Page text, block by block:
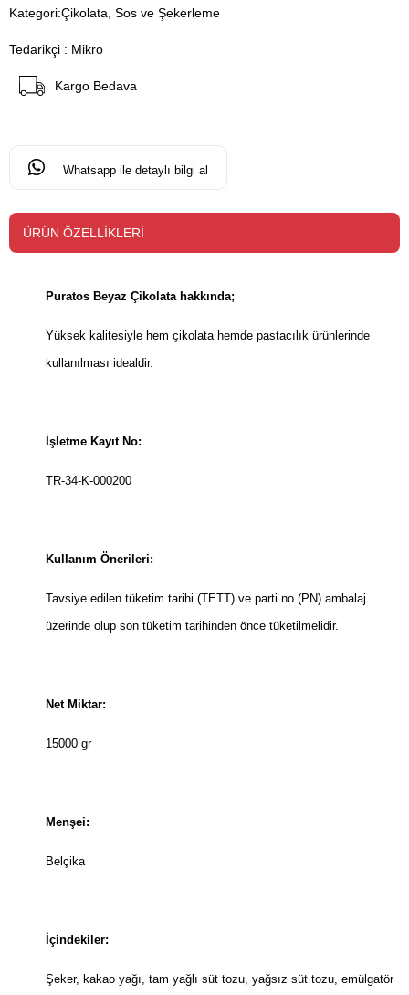
Kategori:Çikolata, Sos ve Şekerleme
Tedarikçi : Mikro
Kargo Bedava
Whatsapp ile detaylı bilgi al
ÜRÜN ÖZELLIKLERI
Puratos Beyaz Çikolata hakkında;
Yüksek kalitesiyle hem çikolata hemde pastacılık ürünlerinde
kullanılması idealdir.
İşletme Kayıt No:
TR-34-K-000200
Kullanım Önerileri:
Tavsiye edilen tüketim tarihi (TETT) ve parti no (PN) ambalaj
üzerinde olup son tüketim tarihinden önce tüketilmelidir.
Net Miktar:
15000 gr
Menşei:
Belçika
İçindekiler:
Şeker, kakao yağı, tam yağlı süt tozu, yağsız süt tozu, emülgatör